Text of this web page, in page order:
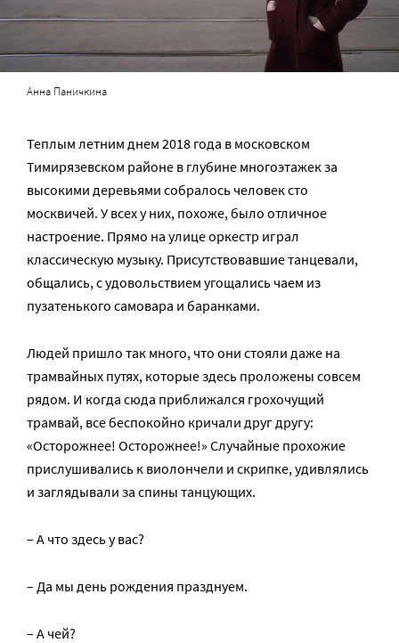
Анна Паничкина
Теплым летним днем 2018 года в московском
Тимирязевском районе в глубине многоэтажек за
высокими деревьями собралось человек сто
москвичей. У всех у них, похоже, было отличное
настроение. Прямо на улице оркестр играл
классическую музыку. Присутствовавшие танцевали,
общались, с удовольствием угощались чаем из
пузатенького самовара и баранками.
Людей пришло так много, что они стояли даже на
трамвайных путях, которые здесь проложены совсем
рядом. И когда сюда приближался грохочущий
трамвай, все беспокойно кричали друг другу:
«Осторожнее! Осторожнее!» Случайные прохожие
прислушивались к виолончели и скрипке, удивлялись
и заглядывали за спины танцующих.
– А что здесь у вас?
– Да мы день рождения празднуем.
– А чей?